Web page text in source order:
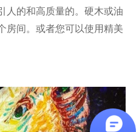
的和高质量的。硬木或油
房间。或者您可以使用精美